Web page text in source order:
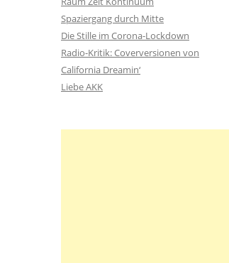
n
a
c
h
:
Spaziergang durch Mitte
Die Stille im Corona-Lockdown
Radio-Kritik: Coverversionen von
California Dreamin‘
Liebe AKK